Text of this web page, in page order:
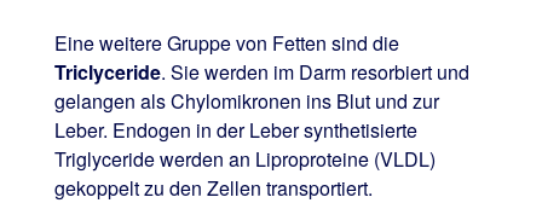
Eine weitere Gruppe von Fetten sind die
Triclyceride. Sie werden im Darm resorbiert und
gelangen als Chylomikronen ins Blut und zur
Leber. Endogen in der Leber synthetisierte
Triglyceride werden an Liproproteine (VLDL)
gekoppelt zu den Zellen transportiert.